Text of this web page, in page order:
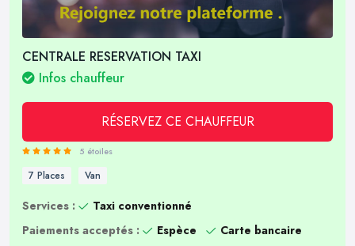
CENTRALE RESERVATION TAXI
Infos chauffeur
RÉSERVEZ CE CHAUFFEUR
5 étoiles
7 Places Van
Services :
Taxi conventionné
Paiements acceptés :
Espèce
Carte bancaire